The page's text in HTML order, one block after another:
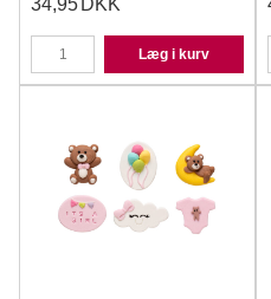
34,95 DKK
Læg i kurv